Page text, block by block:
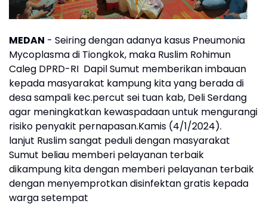
MEDAN - Seiring dengan adanya kasus Pneumonia
Mycoplasma di Tiongkok, maka Ruslim Rohimun
Caleg DPRD-RI Dapil Sumut memberikan imbauan
kepada masyarakat kampung kita yang berada di
desa sampali kec.percut sei tuan kab, Deli Serdang
agar meningkatkan kewaspadaan untuk mengurangi
risiko penyakit pernapasan.Kamis (4/1/2024).
lanjut Ruslim sangat peduli dengan masyarakat
Sumut beliau memberi pelayanan terbaik
dikampung kita dengan memberi pelayanan terbaik
dengan menyemprotkan disinfektan gratis kepada
warga setempat